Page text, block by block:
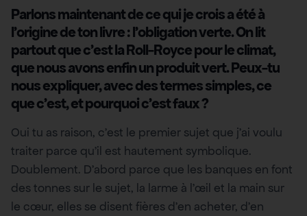
Parlons maintenant de ce qui je crois a été à
l’origine de ton livre : l’obligation verte. On lit
partout que c’est la Roll-Royce pour le climat,
que nous avons enfin un produit vert. Peux-tu
nous expliquer, avec des termes simples, ce
que c’est, et pourquoi c’est faux ?
Oui tu as raison, c’est le premier sujet que j’ai voulu
traiter parce qu’il est hautement symbolique.
Doublement. D’abord parce que les banques en font
des tonnes sur le sujet, la larme à l’œil et la main sur
le cœur, elles se disent fières d’en acheter, d’en